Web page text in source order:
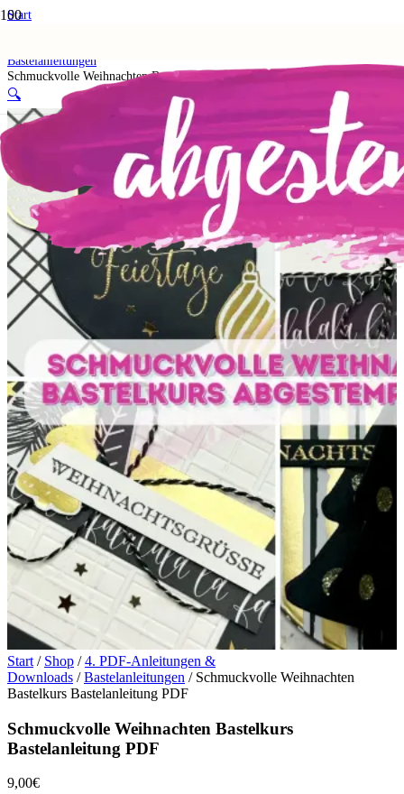
Start
Bastelanleitungen
Schmuckvolle Weihnachten Bastelkurs Bastelanleitung PDF
🔍
Start / Shop /4. PDF-Anleitungen &
Downloads /Bastelanleitungen / Schmuckvolle Weihnachten
Bastelkurs Bastelanleitung PDF
Schmuckvolle Weihnachten Bastelkurs
Bastelanleitung PDF
9,00€